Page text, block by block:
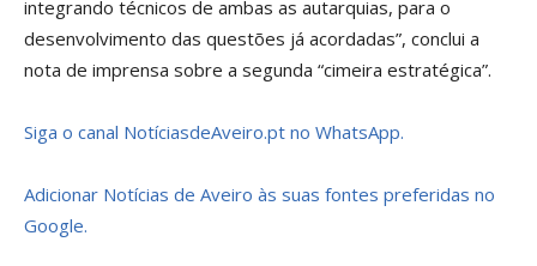
integrando técnicos de ambas as autarquias, para o
desenvolvimento das questões já acordadas”, conclui a
nota de imprensa sobre a segunda “cimeira estratégica”.
Siga o canal NotíciasdeAveiro.pt no WhatsApp.
Adicionar Notícias de Aveiro às suas fontes preferidas no
Google.